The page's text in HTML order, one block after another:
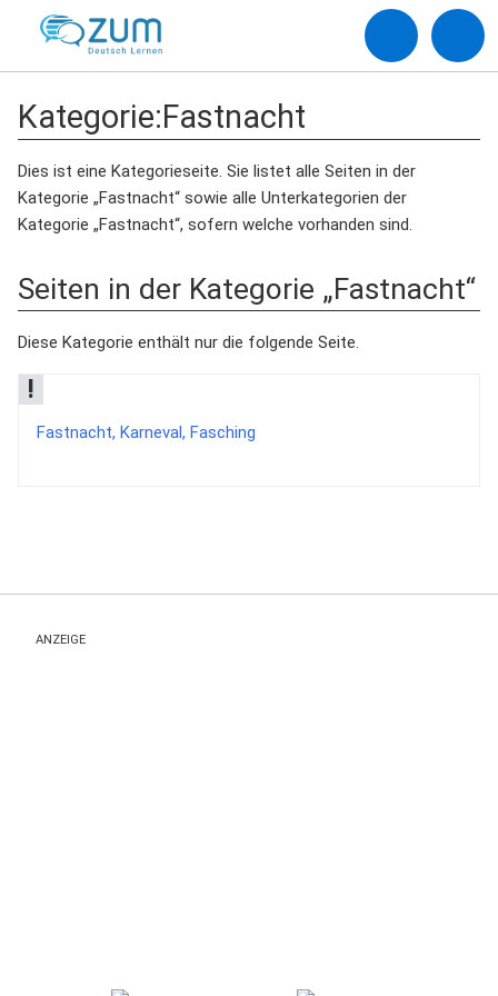
Kategorie:Fastnacht
Dies ist eine Kategorieseite. Sie listet alle Seiten in der
Kategorie „Fastnacht“ sowie alle Unterkategorien der
Kategorie „Fastnacht“, sofern welche vorhanden sind.
Seiten in der Kategorie „Fastnacht“
Diese Kategorie enthält nur die folgende Seite.
!
Fastnacht, Karneval, Fasching
ANZEIGE